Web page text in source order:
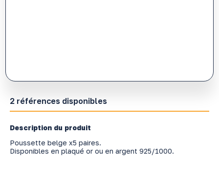
2 références disponibles
Description du produit
Poussette belge x5 paires.
Disponibles en plaqué or ou en argent 925/1000.